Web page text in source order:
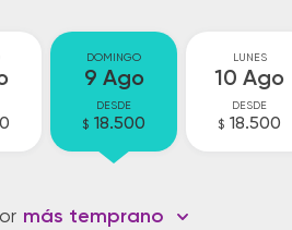
DOMINGO
9 Ago
DESDE
$ 18.500
LUNES
10 Ago
DESDE
$ 18.500
más temprano